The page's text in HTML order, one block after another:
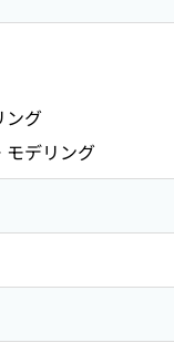
ング
モデリング